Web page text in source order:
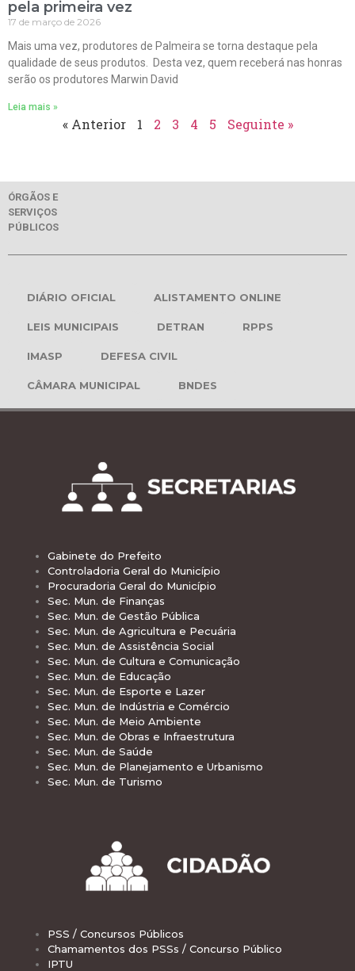
pela primeira vez
17 de março de 2026
Mais uma vez, produtores de Palmeira se torna destaque pela
qualidade de seus produtos. Desta vez, quem receberá nas honras
serão os produtores Marwin David
Leia mais »
« Anterior 1 2 3 4 5 Seguinte »
ÓRGÃOS E
SERVIÇOS
PÚBLICOS
DIÁRIO OFICIAL ALISTAMENTO ONLINE
LEIS MUNICIPAIS DETRAN RPPS
IMASP DEFESA CIVIL
CÂMARA MUNICIPAL BNDES
Gabinete do Prefeito
Controladoria Geral do Município
Procuradoria Geral do Município
Sec. Mun. de Finanças
Sec. Mun. de Gestão Pública
Sec. Mun. de Agricultura e Pecuária
Sec. Mun. de Assistência Social
Sec. Mun. de Cultura e Comunicação
Sec. Mun. de Educação
Sec. Mun. de Esporte e Lazer
Sec. Mun. de Indústria e Comércio
Sec. Mun. de Meio Ambiente
Sec. Mun. de Obras e Infraestrutura
Sec. Mun. de Saúde
Sec. Mun. de Planejamento e Urbanismo
Sec. Mun. de Turismo
PSS / Concursos Públicos
Chamamentos dos PSSs / Concurso Público
IPTU